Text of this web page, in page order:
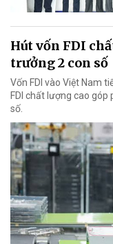
Hút vốn FDI
trưởng 2 con số
Vốn FDI vào Việt Nam
FDI chất lượng cao
số.